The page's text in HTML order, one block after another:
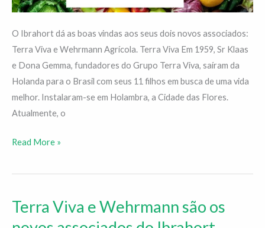
O Ibrahort dá as boas vindas aos seus dois novos associados:
Terra Viva e Wehrmann Agrícola. Terra Viva Em 1959, Sr Klaas
e Dona Gemma, fundadores do Grupo Terra Viva, saíram da
Holanda para o Brasil com seus 11 filhos em busca de uma vida
melhor. Instalaram-se em Holambra, a Cidade das Flores.
Atualmente, o
Read More »
Terra Viva e Wehrmann são os
Terra